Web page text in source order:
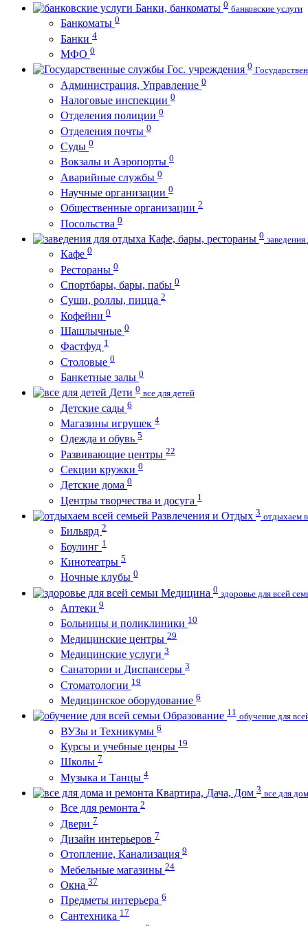
Банки, банкоматы 0 банковские услуги
Банкоматы 0
Банки 4
МФО 0
Гос. учреждения 0
Администрация, Управление 0
Налоговые инспекции 0
Отделения полиции 0
Отделения почты 0
Суды 0
Вокзалы и Аэропорты 0
Аварийные службы 0
Научные организации 0
Общественные организации 2
Посольства 0
Кафе, бары, рестораны 0
Кафе 0
Рестораны 0
Спортбары, бары, пабы 0
Суши, роллы, пицца 2
Кофейни 0
Шашлычные 0
Фастфуд 1
Столовые 0
Банкетные залы 0
Дети 0 все для детей
Детские сады 6
Магазины игрушек 4
Одежда и обувь 5
Развивающие центры 22
Секции кружки 0
Детские дома 0
Центры творчества и досуга 1
Развлечения и Отдых 3 отдыхаем
Бильярд 2
Боулинг 1
Кинотеатры 5
Ночные клубы 0
Медицина 0 здоровье для всей
Аптеки 9
Больницы и поликлиники 10
Медицинские центры 29
Медицинские услуги 3
Санатории и Диспансеры 3
Стоматологии 19
Медицинское оборудование 6
Образование 11 обучение для
ВУЗы и Техникумы 6
Курсы и учебные ценры 19
Школы 7
Музыка и Танцы 4
Квартира, Дача, Дом 3 все для
Все для ремонта 2
Двери 7
Дизайн интерьеров 7
Отопление, Канализация 9
Мебельные магазины 24
Окна 37
Предметы интерьера 6
Сантехника 17